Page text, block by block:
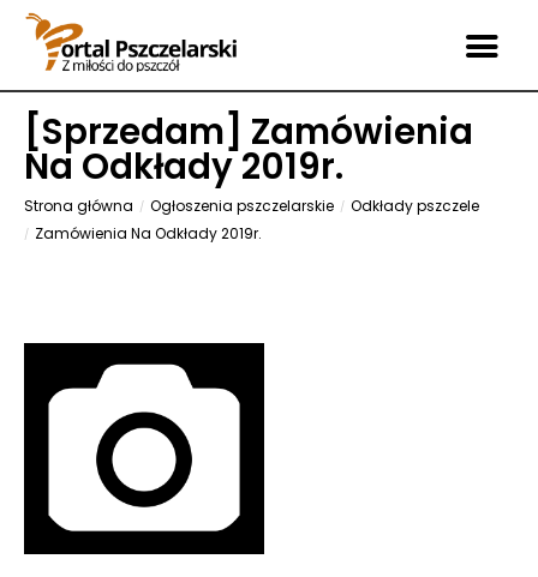
[Sprzedam] Zamówienia
Na Odkłady 2019r.
Strona główna Ogłoszenia pszczelarskie
Odkłady pszczele
Zamówienia Na Odkłady 2019r.